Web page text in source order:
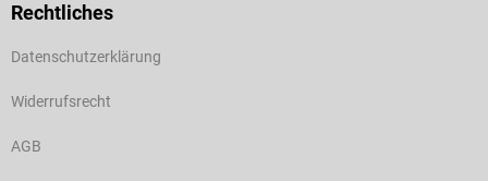
Rechtliches
Datenschutzerklärung
Widerrufsrecht
AGB